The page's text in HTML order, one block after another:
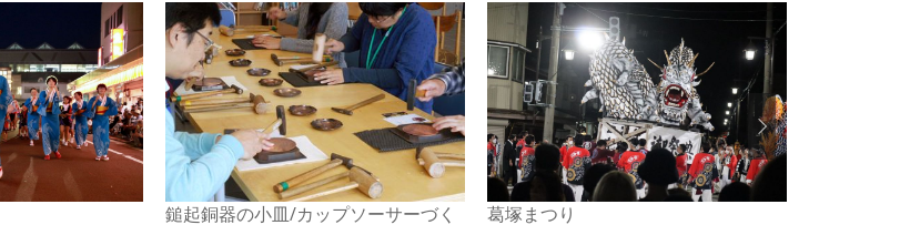
鎚起銅器の小皿/カップソーサーづく 葛塚まつり